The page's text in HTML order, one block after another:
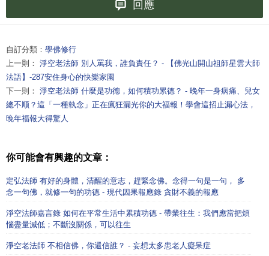
回應
自訂分類： 學佛修行
上一則： 淨空老法師 別人罵我，誰負責任？ - 【佛光山開山祖師星雲大師
法語】-287安住身心的快樂家園
下一則： 淨空老法師 什麼是功德，如何積功累德？ - 晚年一身病痛、兒女
總不顺？這「一種執念」正在瘋狂漏光你的大福報！學會這招止漏心法，
晚年福報大得驚人
你可能會有興趣的文章：
定弘法師 有好的身體，清醒的意志，趕緊念佛。念得一句是一句， 多
念一句佛，就修一句的功德 - 現代因果報應錄 貪財不義的報應
淨空法師嘉言錄 如何在平常生活中累積功德 - 帶業往生：我們應當把煩
惱盡量減低；不斷沒關係，可以往生
淨空老法師 不相信佛，你還信誰？ - 妄想太多患老人癡呆症